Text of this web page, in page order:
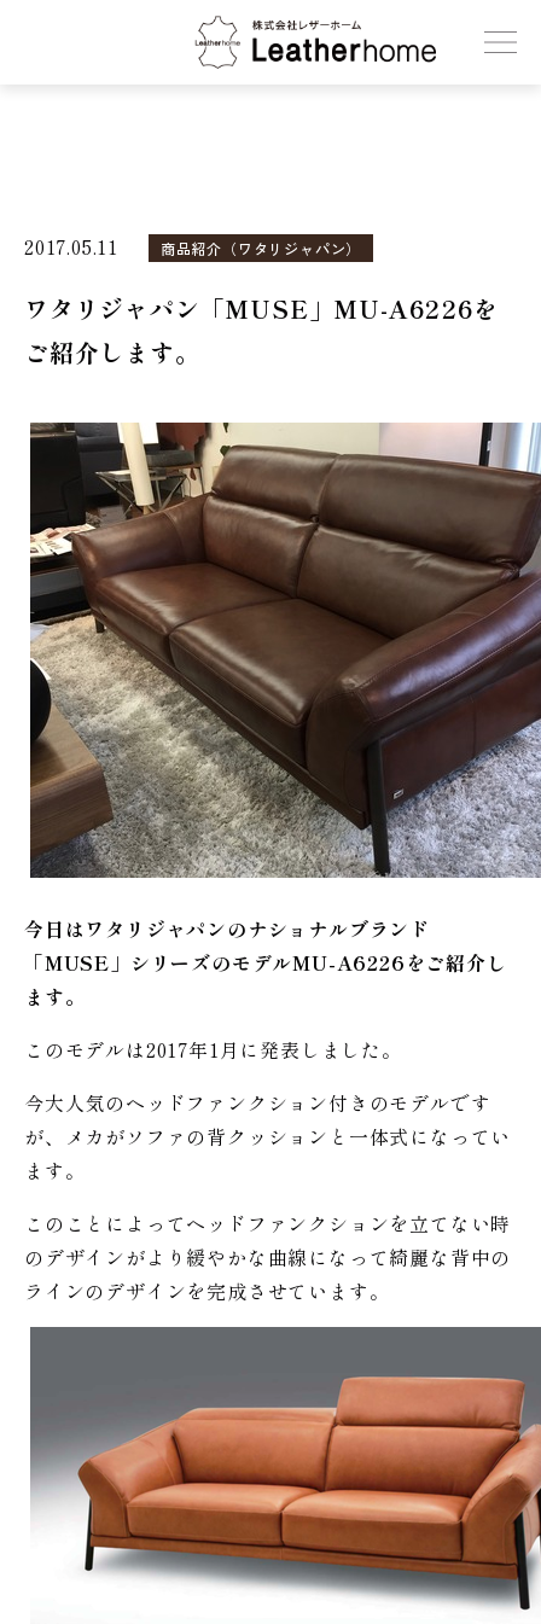
株式会社レザーホーム
2017.05.11 商品紹介（ワタリジャパン）
ワタリジャパン「MUSE」MU-A6226を
ご紹介します。
今日はワタリジャパンのナショナルブランド
「MUSE」シリーズのモデルMU-A6226をご紹介し
ます。
このモデルは2017年1月に発表しました。
今大人気のヘッドファンクション付きのモデルです
が、メカがソファの背クッションと一体式になってい
ます。
このことによってヘッドファンクションを立てない時
のデザインがより緩やかな曲線になって綺麗な背中の
ラインのデザインを完成させています。